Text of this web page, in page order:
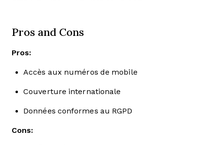
Pros and Cons
Pros:
Accès aux numéros de mobile
Couverture internationale
Données conformes au RGPD
Cons: